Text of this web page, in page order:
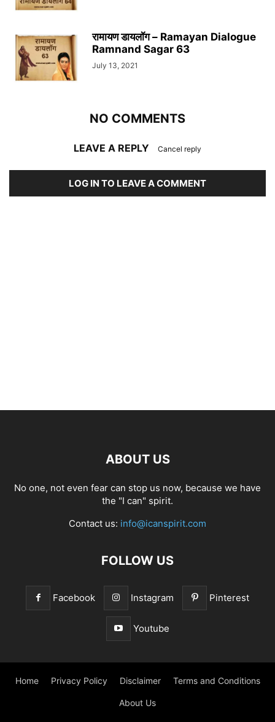
रामायण डायलॉग – Ramayan Dialogue
Ramnand Sagar 63
July 13, 2021
NO COMMENTS
LEAVE A REPLY Cancel reply
LOG IN TO LEAVE A COMMENT
ABOUT US
No one, not even fear can stop us now, because we have
the "I can" spirit.
Contact us: info@icanspirit.com
FOLLOW US
Facebook Instagram Pinterest
Youtube
Home Privacy Policy Disclaimer Terms and Conditions
About Us